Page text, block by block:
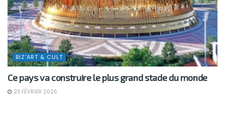
BIZ'ART & CULT
Ce pays va construire le plus grand stade du monde
23 FÉVRIER 2026